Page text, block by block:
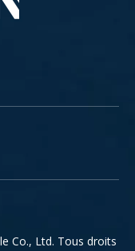
Co., Ltd. Tous droits